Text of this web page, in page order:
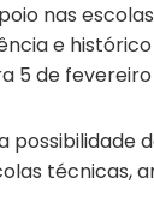
nas escolas
e
5 de fevereiro
técnicas,